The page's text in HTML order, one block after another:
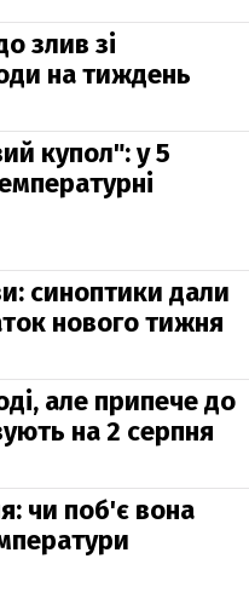
злив зі
на тиждень
купол": у 5
синоптики дали
нового тижня
але припече до
на 2 серпня
чи поб'є вона